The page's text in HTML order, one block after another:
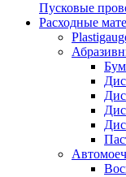
Пусковые
Расходные